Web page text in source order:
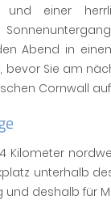
einer
Abend in
bevor Sie am
Cornwall
unterhalb
deshalb für